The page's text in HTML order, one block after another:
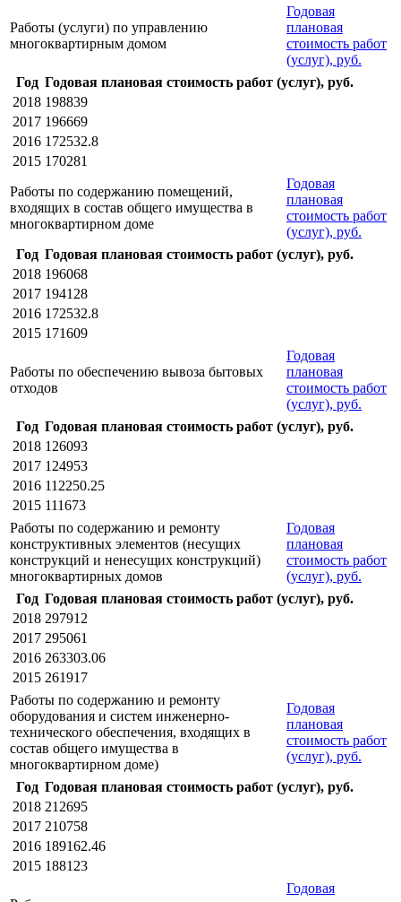
Работы (услуги) по управлению
многоквартирным домом
Годовая
плановая
стоимость работ
(услуг), руб.
Год Годовая плановая стоимость работ (услуг), руб.
2018 198839
2017 196669
2016 172532.8
2015 170281
Работы по содержанию помещений,
входящих в состав общего имущества в
многоквартирном доме
Годовая
плановая
стоимость работ
(услуг), руб.
Год Годовая плановая стоимость работ (услуг), руб.
2018 196068
2017 194128
2016 172532.8
2015 171609
Работы по обеспечению вывоза бытовых
отходов
Годовая
плановая
стоимость работ
(услуг), руб.
Год Годовая плановая стоимость работ (услуг), руб.
2018 126093
2017 124953
2016 112250.25
2015 111673
Работы по содержанию и ремонту
конструктивных элементов (несущих
конструкций и ненесущих конструкций)
многоквартирных домов
Годовая
плановая
стоимость работ
(услуг), руб.
Год Годовая плановая стоимость работ (услуг), руб.
2018 297912
2017 295061
2016 263303.06
2015 261917
Работы по содержанию и ремонту
оборудования и систем инженерно-
технического обеспечения, входящих в
состав общего имущества в
многоквартирном доме)
Годовая
плановая
стоимость работ
(услуг), руб.
Год Годовая плановая стоимость работ (услуг), руб.
2018 212695
2017 210758
2016 189162.46
2015 188123
Годовая